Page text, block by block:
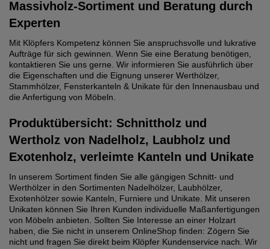
Massivholz-Sortiment und Beratung durch
Experten
Mit Klöpfers Kompetenz können Sie anspruchsvolle und lukrative
Aufträge für sich gewinnen. Wenn Sie eine Beratung benötigen,
kontaktieren Sie uns gerne. Wir informieren Sie ausführlich über
die Eigenschaften und die Eignung unserer Werthölzer,
Stammhölzer, Fensterkanteln & Unikate für den Innenausbau und
die Anfertigung von Möbeln.
Produktübersicht: Schnittholz und
Wertholz von Nadelholz, Laubholz und
Exotenholz, verleimte Kanteln und Unikate
In unserem Sortiment finden Sie alle gängigen Schnitt- und
Werthölzer in den Sortimenten Nadelhölzer, Laubhölzer,
Exotenhölzer sowie Kanteln, Furniere und Unikate. Mit unseren
Unikaten können Sie Ihren Kunden individuelle Maßanfertigungen
von Möbeln anbieten. Sollten Sie Interesse an einer Holzart
haben, die Sie nicht in unserem OnlineShop finden: Zögern Sie
nicht und fragen Sie direkt beim Klöpfer Kundenservice nach. Wir